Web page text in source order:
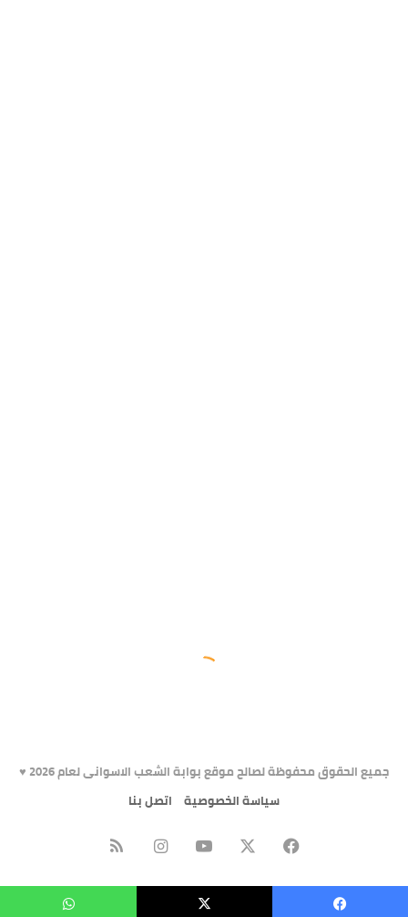
جميع الحقوق محفوظة لصالح موقع بوابة الشعب الاسوانى لعام 2026 ♥️
سياسة الخصوصية اتصل بنا
فيسبوك يوتيوبانستقرامملخص
الموقع